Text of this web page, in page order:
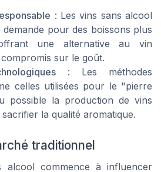
: Les vins sans alcool
pour des boissons plus
une alternative au vin
sur le goût.
: Les méthodes
celles utilisées pour le "pierre
possible la production de vins
la qualité aromatique.
traditionnel
alcool commence à influencer